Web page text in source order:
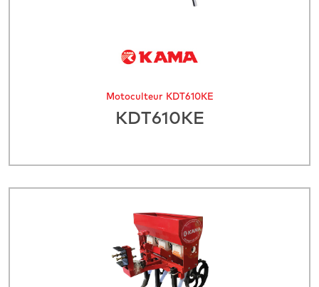
Motoculteur KDT610KE
KDT610KE